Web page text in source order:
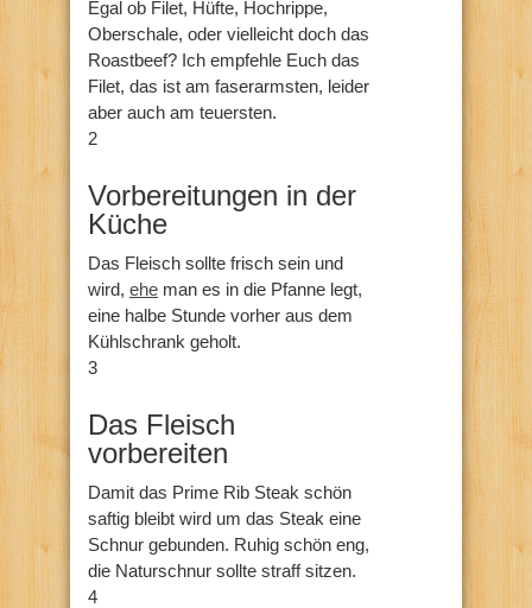
Egal ob Filet, Hüfte, Hochrippe,
Oberschale, oder vielleicht doch das
Roastbeef? Ich empfehle Euch das
Filet, das ist am faserarmsten, leider
aber auch am teuersten.
2
Vorbereitungen in der
Küche
Das Fleisch sollte frisch sein und
wird, ehe man es in die Pfanne legt,
eine halbe Stunde vorher aus dem
Kühlschrank geholt.
3
Das Fleisch
vorbereiten
Damit das Prime Rib Steak schön
saftig bleibt wird um das Steak eine
Schnur gebunden. Ruhig schön eng,
die Naturschnur sollte straff sitzen.
4